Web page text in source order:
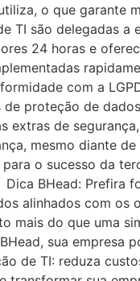
o que garante
TI são delegadas
24 horas e
com a
proteção de
extras de
mesmo diante
o sucesso da
BHead: Prefira
alinhados com os
mais do que uma
sua empresa
de TI: reduza